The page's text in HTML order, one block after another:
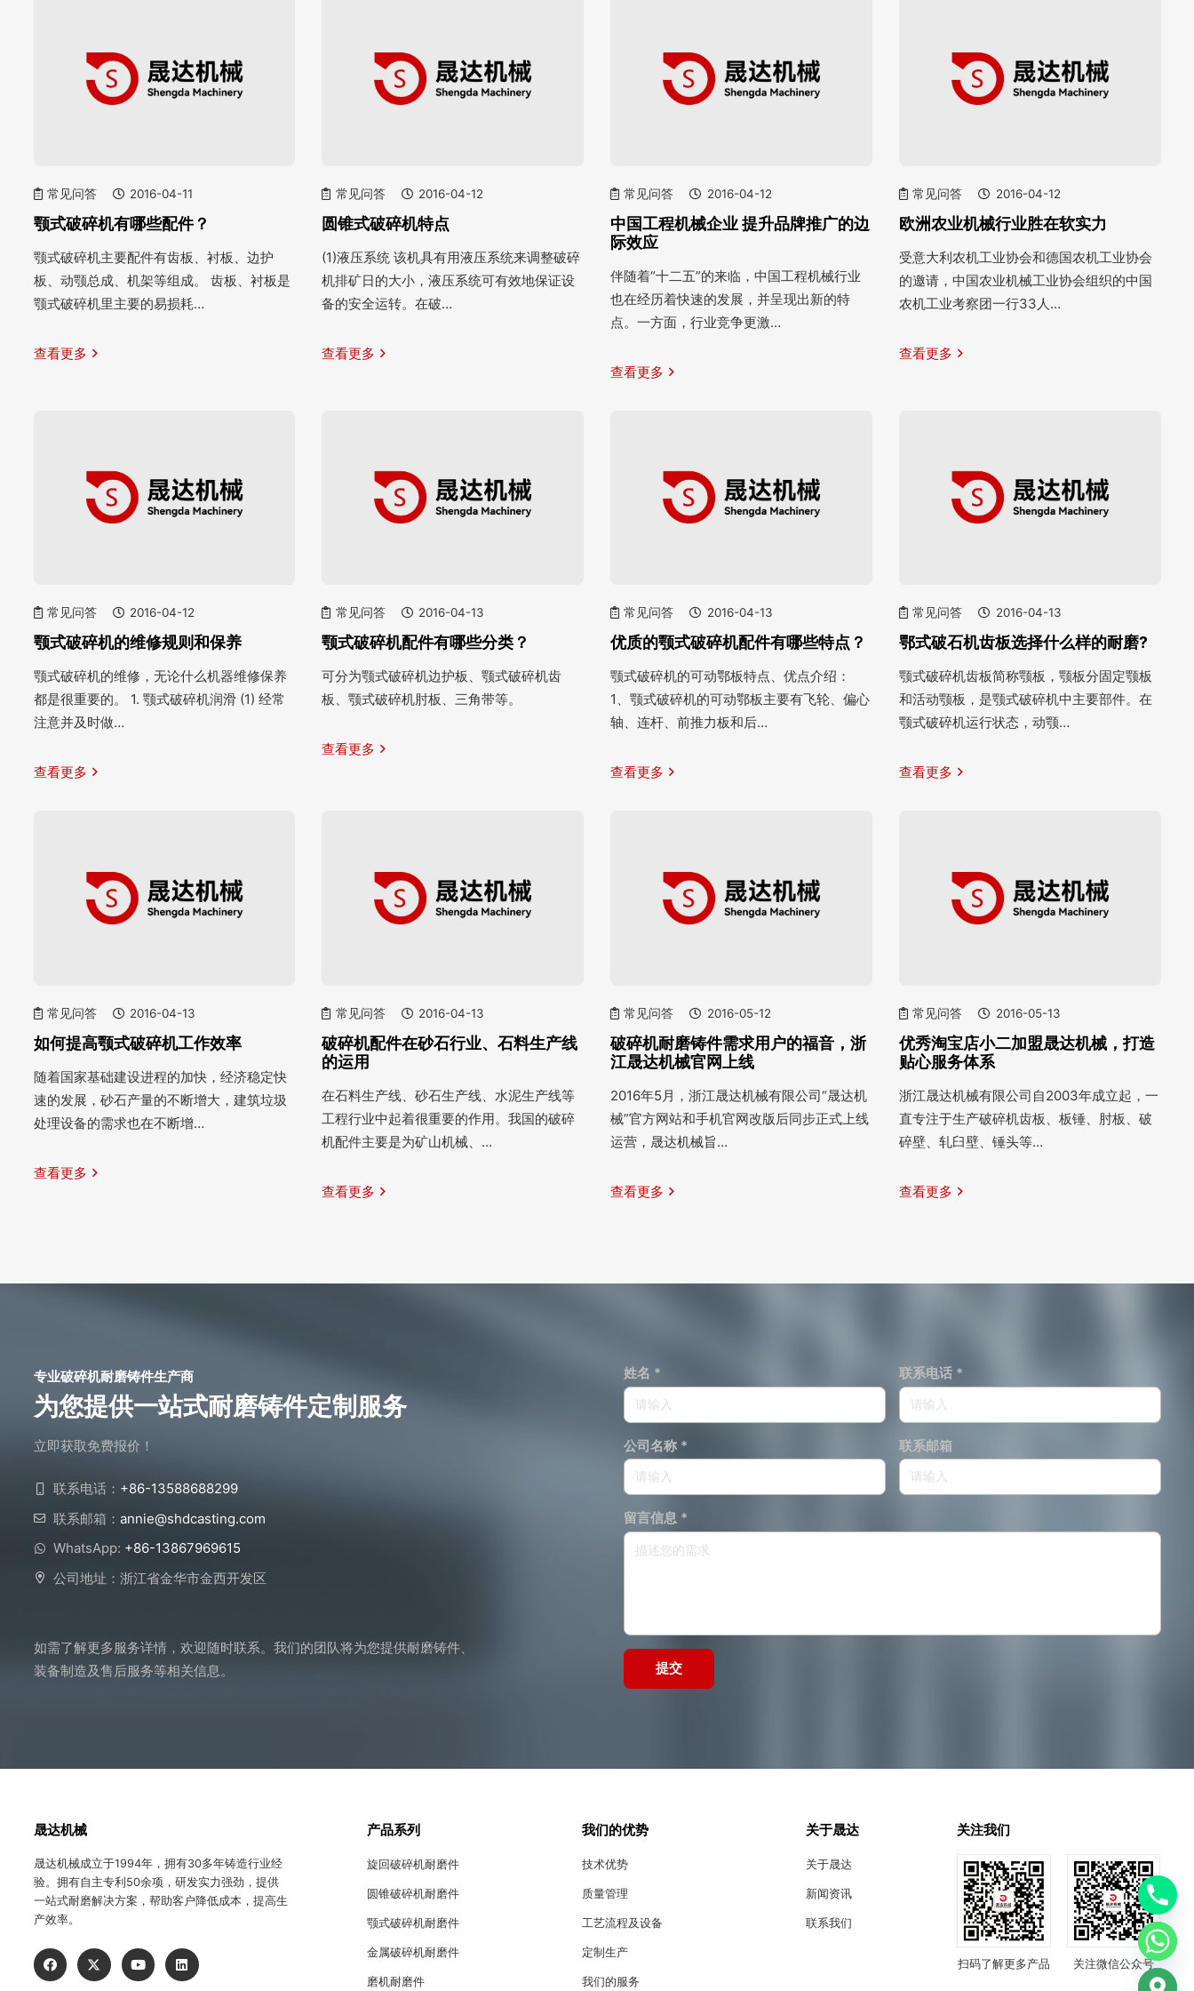
常见问答 2016-04-11
颚式破碎机有哪些配件？
颚式破碎机主要配件有齿板、衬板、边护
板、动颚总成、机架等组成。 齿板、衬板是
颚式破碎机里主要的易损耗…
查看更多
常见问答 2016-04-12
圆锥式破碎机特点
(1)液压系统 该机具有用液压系统来调整破碎
机排矿日的大小，液压系统可有效地保证设
备的安全运转。在破…
查看更多
常见问答 2016-04-12
中国工程机械企业 提升品牌推广的边
际效应
伴随着“十二五”的来临，中国工程机械行业
也在经历着快速的发展，并呈现出新的特
点。一方面，行业竞争更激…
查看更多
常见问答 2016-04-12
欧洲农业机械行业胜在软实力
受意大利农机工业协会和德国农机工业协会
的邀请，中国农业机械工业协会组织的中国
农机工业考察团一行33人…
查看更多
常见问答 2016-04-12
颚式破碎机的维修规则和保养
颚式破碎机的维修，无论什么机器维修保养
都是很重要的。 1. 颚式破碎机润滑 (1) 经常
注意并及时做…
查看更多
常见问答 2016-04-13
颚式破碎机配件有哪些分类？
可分为颚式破碎机边护板、颚式破碎机齿
板、颚式破碎机肘板、三角带等。
查看更多
常见问答 2016-04-13
优质的颚式破碎机配件有哪些特点？
颚式破碎机的可动鄂板特点、优点介绍：
1、颚式破碎机的可动鄂板主要有飞轮、偏心
轴、连杆、前推力板和后…
查看更多
常见问答 2016-04-13
鄂式破石机齿板选择什么样的耐磨?
颚式破碎机齿板简称颚板，颚板分固定颚板
和活动颚板，是颚式破碎机中主要部件。在
颚式破碎机运行状态，动颚…
查看更多
常见问答 2016-04-13
如何提高颚式破碎机工作效率
随着国家基础建设进程的加快，经济稳定快
速的发展，砂石产量的不断增大，建筑垃圾
处理设备的需求也在不断增…
查看更多
常见问答 2016-04-13
破碎机配件在砂石行业、石料生产线
的运用
在石料生产线、砂石生产线、水泥生产线等
工程行业中起着很重要的作用。我国的破碎
机配件主要是为矿山机械、…
查看更多
常见问答 2016-05-12
破碎机耐磨铸件需求用户的福音，浙
江晟达机械官网上线
2016年5月，浙江晟达机械有限公司“晟达机
械”官方网站和手机官网改版后同步正式上线
运营，晟达机械旨…
查看更多
常见问答 2016-05-13
优秀淘宝店小二加盟晟达机械，打造
贴心服务体系
浙江晟达机械有限公司自2003年成立起，一
直专注于生产破碎机齿板、板锤、肘板、破
碎壁、轧臼壁、锤头等…
查看更多
专业破碎机耐磨铸件生产商
为您提供一站式耐磨铸件定制服务
立即获取免费报价！
联系电话： +86-13588688299
联系邮箱： annie@shdcasting.com
WhatsApp: +86-13867969615
公司地址：浙江省金华市金西开发区
如需了解更多服务详情，欢迎随时联系。我们的团队将为您提供耐磨铸件、
装备制造及售后服务等相关信息。
姓名 * 联系电话 *
公司名称 * 联系邮箱
留言信息 *
提交
晟达机械
晟达机械成立于1994年，拥有30多年铸造行业经
验。拥有自主专利50余项，研发实力强劲，提供
一站式耐磨解决方案，帮助客户降低成本，提高生
产效率。
产品系列
旋回破碎机耐磨件
圆锥破碎机耐磨件
颚式破碎机耐磨件
金属破碎机耐磨件
磨机耐磨件
我们的优势
技术优势
质量管理
工艺流程及设备
定制生产
我们的服务
关于晟达
关于晟达
新闻资讯
联系我们
关注我们
扫码了解更多产品 关注微信公众号
chaty